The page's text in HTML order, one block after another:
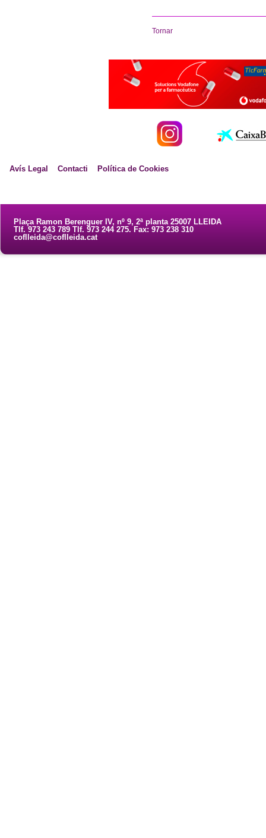
Tornar
Avís Legal Contacti Política de Cookies
Plaça Ramon Berenguer IV, nº 9, 2ª planta 25007 LLEIDA
Tlf. 973 243 789 Tlf. 973 244 275. Fax: 973 238 310
coflleida@coflleida.cat